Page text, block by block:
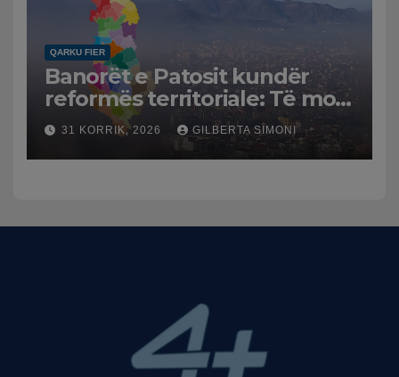
QARKU FIER
Banorët e Patosit kundër
reformës territoriale: Të mos
humbasim identitetin e
qytetit
31 KORRIK, 2026 GILBERTA SIMONI